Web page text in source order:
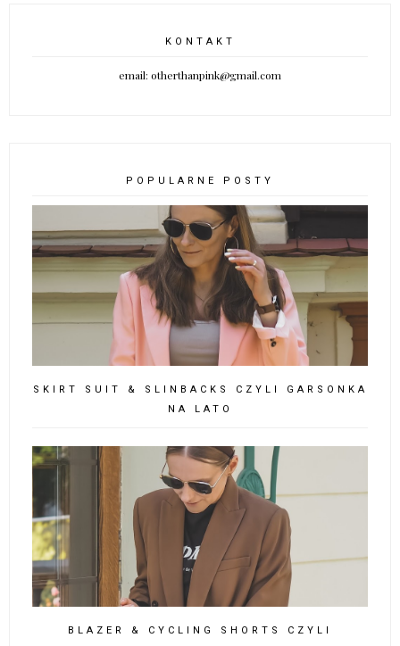
KONTAKT
email: otherthanpink@gmail.com
POPULARNE POSTY
SKIRT SUIT & SLINBACKS CZYLI GARSONKA
NA LATO
BLAZER & CYCLING SHORTS CZYLI